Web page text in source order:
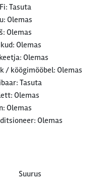
Tasuta
Olemas
Olemas
Olemas
Olemas
/ köögimööbel: Olemas
Tasuta
Olemas
Olemas
Olemas
Suurus